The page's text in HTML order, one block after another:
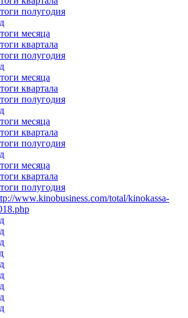
полугодия
месяца
квартала
полугодия
месяца
квартала
полугодия
месяца
квартала
полугодия
месяца
квартала
полугодия
www.kinobusiness.com/total/kinokassa-